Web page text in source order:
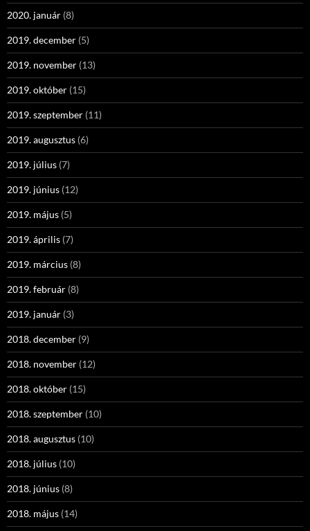
2020. január (8)
2019. december (5)
2019. november (13)
2019. október (15)
2019. szeptember (11)
2019. augusztus (6)
2019. július (7)
2019. június (12)
2019. május (5)
2019. április (7)
2019. március (8)
2019. február (8)
2019. január (3)
2018. december (9)
2018. november (12)
2018. október (15)
2018. szeptember (10)
2018. augusztus (10)
2018. július (10)
2018. június (8)
2018. május (14)